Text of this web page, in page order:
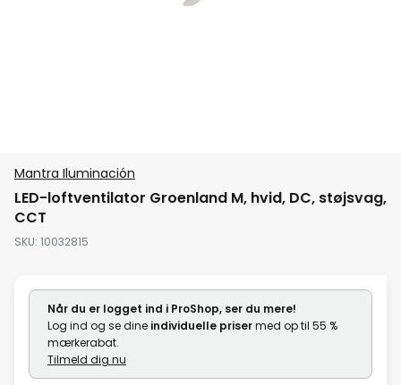
starten
billedgalleriet
Mantra Iluminación
LED-loftventilator Groenland M, hvid, DC, støjsvag,
CCT
SKU 10032815
Når du er logget ind i ProShop, ser du mere!
Log ind og se dine individuelle prisermed op til 55 %
mærkerabat.
Tilmeld dig nu